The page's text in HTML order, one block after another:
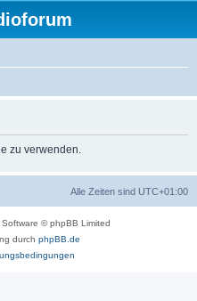
zu verwenden.
Alle Zeiten sind UTC+01:00
© phpBB Limited
durch phpBB.de